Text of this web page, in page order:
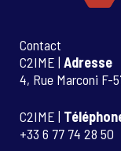
Contact
C2IME | Adresse
4, Rue Marconi F-
C2IME |
+33 6 77 74 28 50